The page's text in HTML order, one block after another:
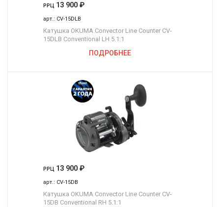
РРЦ 13 900 ₽
арт.: CV-15DLB
Катушка OKUMA Convector Line Counter CV-
15DLB Conventional LH 5.1:1
ПОДРОБНЕЕ
РРЦ 13 900 ₽
арт.: CV-15DB
Катушка OKUMA Convector Line Counter CV-
15DB Conventional RH 5.1:1